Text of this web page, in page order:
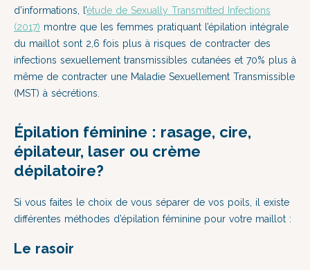
d’informations, l’étude de Sexually Transmitted Infections
(2017) montre que les femmes pratiquant l’épilation intégrale
du maillot sont 2,6 fois plus à risques de contracter des
infections sexuellement transmissibles cutanées et 70% plus à
même de contracter une Maladie Sexuellement Transmissible
(MST) à sécrétions.
Épilation féminine : rasage, cire,
épilateur, laser ou crème
dépilatoire?
Si vous faites le choix de vous séparer de vos poils, il existe
différentes méthodes d’épilation féminine pour votre maillot :
Le rasoir